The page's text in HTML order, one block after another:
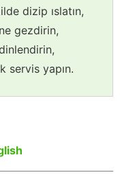
dizip ıslatın,
gezdirin,
servis yapın.